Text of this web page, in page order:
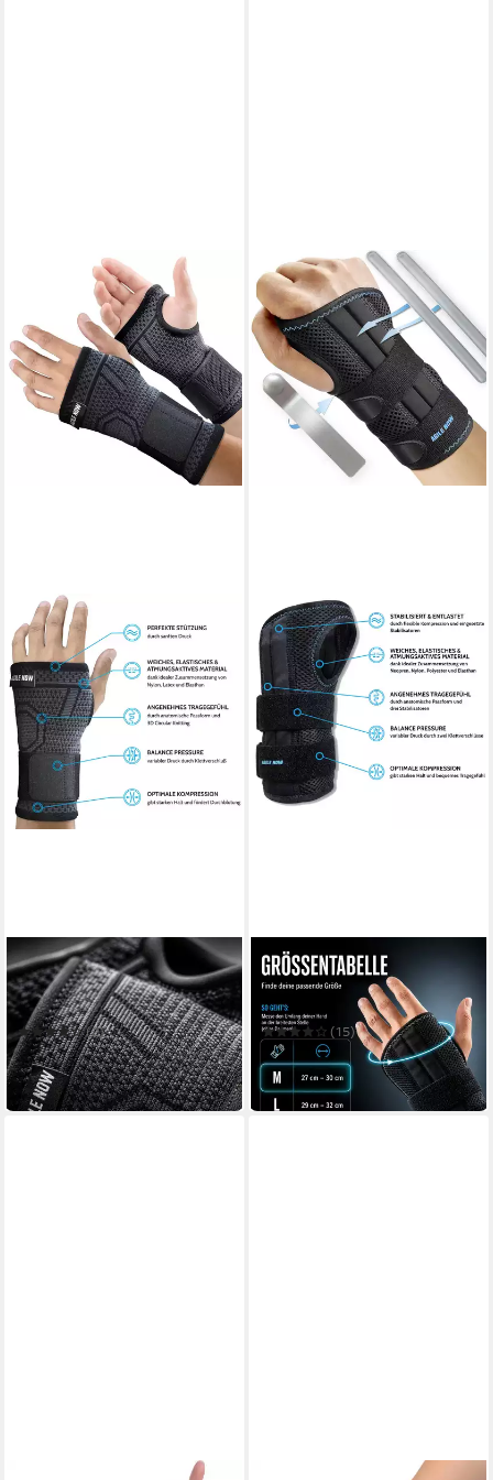
AGILE NOW
Handgelenkbandage Basic,
leichte Unterstützung bei
Sport oder Alltag
(2)
19,90 €
(9,95 €/ 1 Stk)
in 4-5 Werktagen bei dir
AGILE NOW
Handgelenkbandage
Performance Up Handgelenk
Bandage (15)
19,90 €
in 4-5 Werktagen bei dir